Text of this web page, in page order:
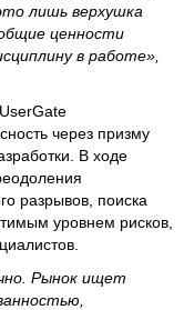
лишь верхушка
ценности
в работе»,
через призму
В ходе
разрывов, поиска
уровнем рисков,
Рынок ищет